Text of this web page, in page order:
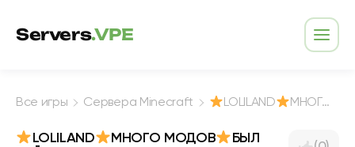
Servers.VPE
Все игры Сервера Minecraft LOLILAND МНОГО МОДОВ
LOLILAND МНОГО МОДОВ
БЫЛ